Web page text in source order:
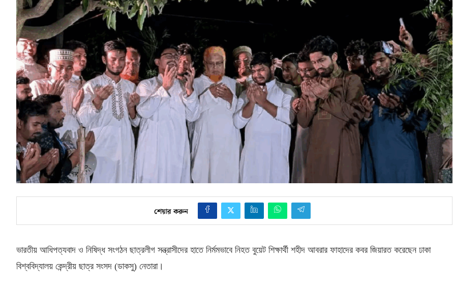
শেয়ার করুন
ভারতীয় আধিপত্যবাদ ও নিষিদ্ধ সংগঠন ছাত্রলীগ সন্ত্রাসীদের হাতে নির্মমভাবে নিহত বুয়েট শিক্ষার্থী শহীদ আবরার ফাহাদের কবর জিয়ারত করেছেন ঢাকা
বিশ্ববিদ্যালয় কেন্দ্রীয় ছাত্র সংসদ (ডাকসু) নেতারা।